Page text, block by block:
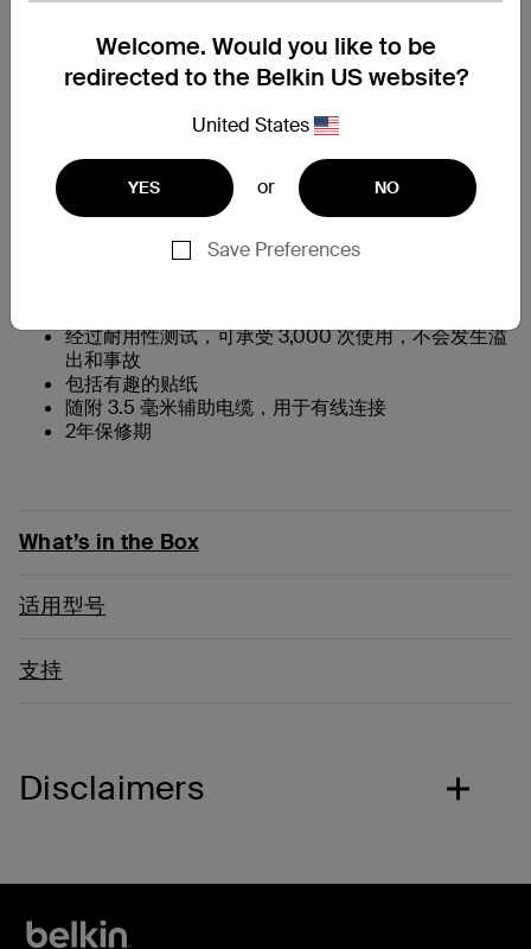
Welcome. Would you like to be
redirected to the Belkin US website?
United States
YES or NO
Save Preferences
专为儿童设计的优质耳机
电池续航时间为 28-30 小时，不间断聆听
最大音量 85dB* 保护孩子的耳朵
经过耐用性测试，可承受 3,000 次使用，不会发生溢
出和事故
包括有趣的贴纸
随附 3.5 毫米辅助电缆，用于有线连接
2年保修期
What’s in the Box
适用型号
支持
Disclaimers